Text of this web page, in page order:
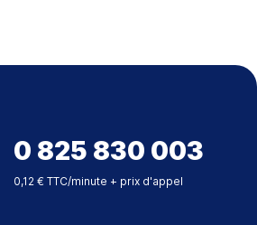
0 825 830 003
0,12 € TTC/minute + prix d'appel